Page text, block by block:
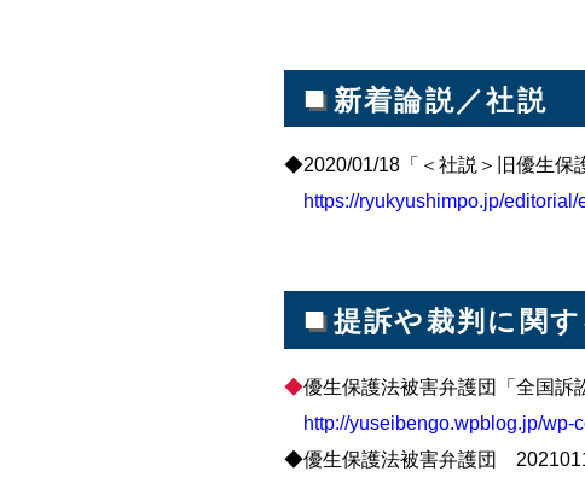
■ 新着論説／社説
◆2020/01/18「＜社説＞旧優生保
https://ryukyushimpo.jp/editorial/
■提訴や裁判に関
◆優生保護法被害弁護団「全国訴
http://yuseibengo.wpblog.jp/wp-
◆優生保護法被害弁護団